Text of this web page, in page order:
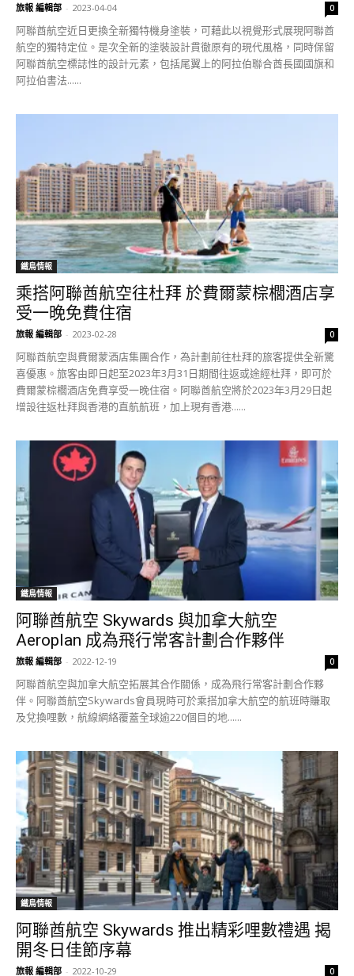
旅報 編輯部 - 2023-04-04 0
阿聯酋航空近日更換全新獨特機身塗裝，可藉此以視覺形式展現阿聯酋
航空的獨特定位。是次全新的塗裝設計貫徹原有的現代風格，同時保留
阿聯酋航空標誌性的設計元素，包括尾翼上的阿拉伯聯合酋長國國旗和
阿拉伯書法......
鐵鳥情報
乘搭阿聯酋航空往杜拜 於費爾蒙棕櫚酒店享
受一晚免費住宿
旅報 編輯部 - 2023-02-28 0
阿聯酋航空與費爾蒙酒店集團合作，為計劃前往杜拜的旅客提供全新驚
喜優惠。旅客由即日起至2023年3月31日期間往返或途經杜拜，即可於
費爾蒙棕櫚酒店免費享受一晚住宿。阿聯酋航空將於2023年3月29日起
增設往返杜拜與香港的直航航班，加上現有香港......
鐵鳥情報
阿聯酋航空 Skywards 與加拿大航空
Aeroplan 成為飛行常客計劃合作夥伴
旅報 編輯部 - 2022-12-19 0
阿聯酋航空與加拿大航空拓展其合作關係，成為飛行常客計劃合作夥
伴。阿聯酋航空Skywards會員現時可於乘搭加拿大航空的航班時賺取
及兌換哩數，航線網絡覆蓋全球逾220個目的地......
鐵鳥情報
阿聯酋航空 Skywards 推出精彩哩數禮遇 揭
開冬日佳節序幕
旅報 編輯部 - 2022-10-29 0